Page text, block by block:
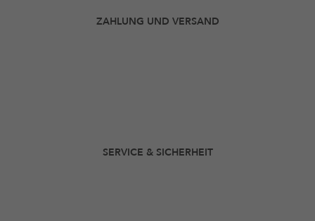
ZAHLUNG UND VERSAND
SERVICE & SICHERHEIT